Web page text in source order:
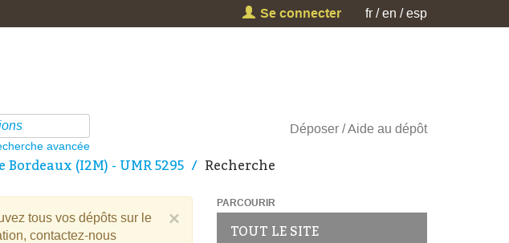
Se connecter fr en esp
avancée
Déposer Aide au dépôt
(I2M) - UMR 5295 Recherche
×
tous vos dépôts sur le
contactez-nous
PARCOURIR
TOUT LE SITE